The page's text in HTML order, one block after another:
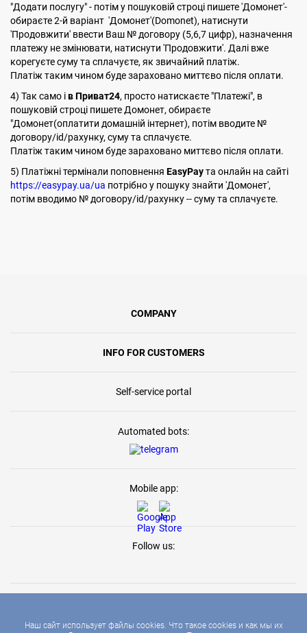
Наш сайт использует файлы cookies. Что такое cookies и как мы их
"Додати послугу" - потім у пошуковій строці пишете 'Домонет'-
обираєте 2-й варіант 'Домонет'(Domonet), натиснути
'Продовжити' ввести Ваш № договору (5,6,7 цифр), назначення
платежу не змінювати, натиснути 'Продовжити'. Далі вже
корегуєте суму та сплачуєте, як звичайний платіж.
Платіж таким чином буде зараховано миттєво після оплати.
4) Так само ів Приват24, просто натискаєте "Платежі", в
пошуковій строці пишете Домонет, обираєте
"Домонет(оплатити домашній інтернет), потім вводите №
договору/id/рахунку, суму та сплачуєте.
Платіж таким чином буде зараховано миттєво після оплати.
5) Платіжні термінали поповнення EasyPayта онлайн на сайті
https://easypay.ua/ua потрібно у пошуку знайти 'Домонет',
потім вводимо № договору/id/рахунку -- суму та сплачуєте.
COMPANY
INFO FOR CUSTOMERS
Self-service portal
Automated bots:
Mobile app:
Follow us: